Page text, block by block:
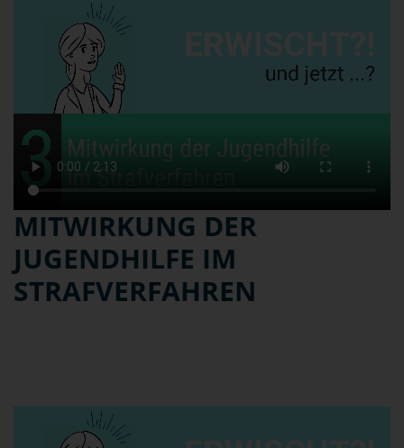
MITWIRKUNG DER
JUGENDHILFE IM
STRAFVERFAHREN